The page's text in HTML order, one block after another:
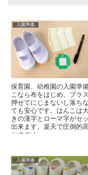
入園準備
保育園、幼稚園の入園準
こなら布をはじめ、プラ
押せてにじまないし落ち
ても安心です。はんこは
きの漢字とローマ字がセ
出来ます。楽天で圧倒的
おすすめ。
入園準備